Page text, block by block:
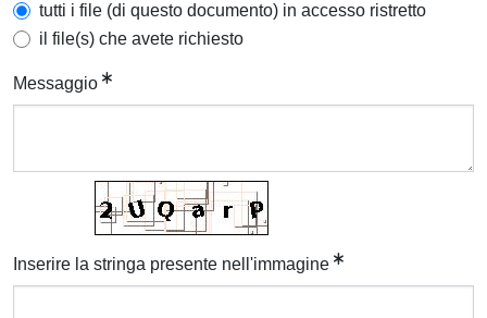
tutti i file (di questo documento) in accesso ristretto
il file(s) che avete richiesto
Messaggio
Inserire la stringa presente nell'immagine